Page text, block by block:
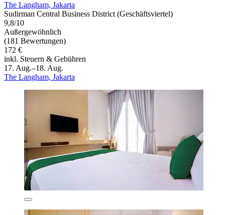
The Langham, Jakarta
Sudirman Central Business District (Geschäftsviertel)
9,8/10
Außergewöhnlich
(181 Bewertungen)
172 €
inkl. Steuern & Gebühren
17. Aug.–18. Aug.
The Langham, Jakarta